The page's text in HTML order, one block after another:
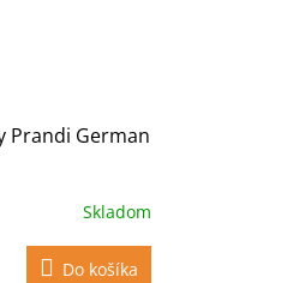
Prandi German
Skladom
Do košíka